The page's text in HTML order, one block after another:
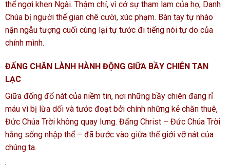
thể ngợi khen Ngài. Thậm chí, vì cớ sự tham lam của họ, Danh
Chúa bị người thế gian chê cười, xúc phạm. Bàn tay tự nhào
nặn ngẫu tượng cuối cùng lại tự tước đi tiếng nói tự do của
chính mình.
ĐẤNG CHĂN LÀNH HÀNH ĐỘNG GIỮA BẦY CHIÊN TAN
LẠC
Giữa đống đổ nát của niềm tin, nơi những bầy chiên đang rỉ
máu vì bị lừa dối và tước đoạt bởi chính những kẻ chăn thuê,
Đức Chúa Trời không quay lưng. Đấng Christ – Đức Chúa Trời
hằng sống nhập thể – đã bước vào giữa thế giới vỡ nát của
chúng ta.